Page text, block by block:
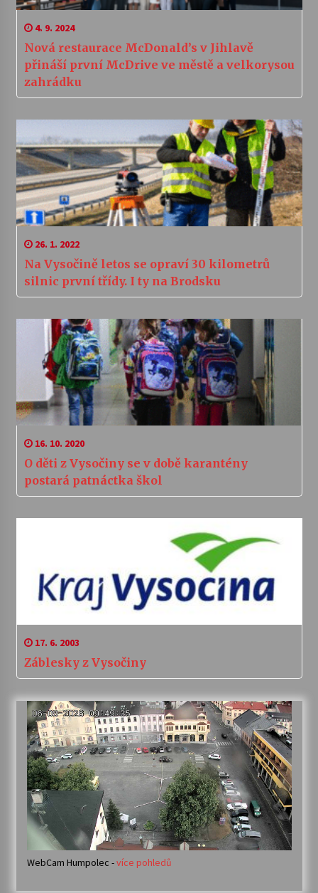
4. 9. 2024
Nová restaurace McDonald’s v Jihlavě
přináší první McDrive ve městě a velkorysou
zahrádku
26. 1. 2022
Na Vysočině letos se opraví 30 kilometrů
silnic první třídy. I ty na Brodsku
16. 10. 2020
O děti z Vysočiny se v době karantény
postará patnáctka škol
17. 6. 2003
Záblesky z Vysočiny
WebCam Humpolec -více pohledů